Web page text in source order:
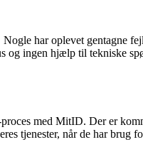
har oplevet gentagne
og ingen hjælp til tekniske
med MitID. Der er
tjenester, når de har